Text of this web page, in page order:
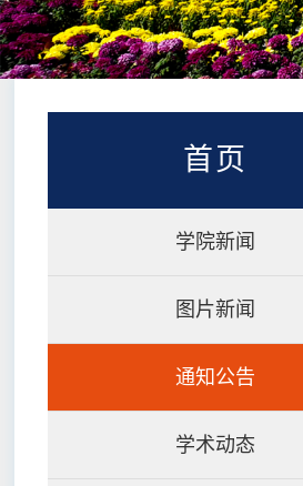
首页
学院新闻
图片新闻
通知公告
学术动态